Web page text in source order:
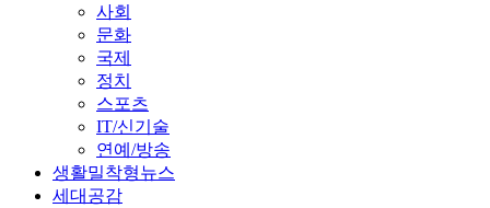
사회
문화
국제
정치
스포츠
IT/신기술
연예/방송
생활밀착형뉴스
세대공감